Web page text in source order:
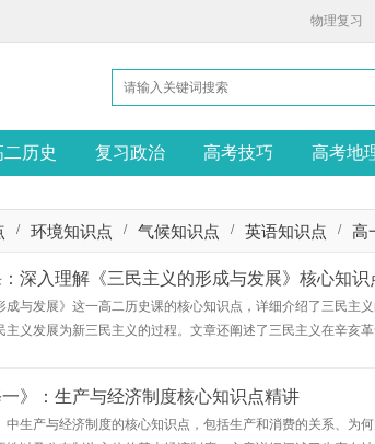
物理复习
二历史 复习政治 高考技巧 高考地
高
/
英语知识点
/
气候知识点
/
环境知识点
/
知
/
政治知识点
/
生物知识点
/
数学知识点
/深入理解《三民主义的形成与发展》核心知识
成与发展》这一高二历史课的核心知识点，详细介绍了三民主
主义发展为新三民主义的过程。文章还阐述了三民主义在辛亥
一》：生产与经济制度核心知识点精讲
中生产与经济制度的核心知识点，包括生产和消费的关系、为